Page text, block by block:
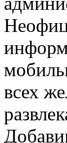
всех